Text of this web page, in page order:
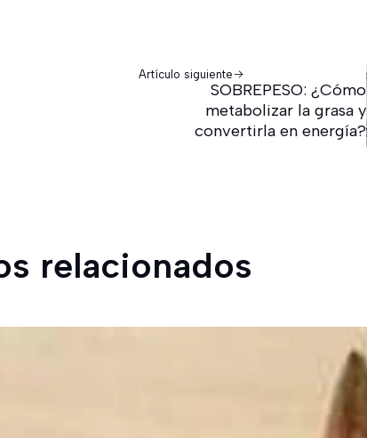
Artículo siguiente
SOBREPESO: ¿Cómo
metabolizar la grasa y
convertirla en energía?
relacionados